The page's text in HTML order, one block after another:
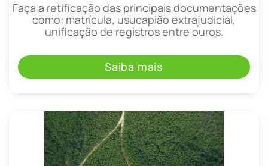
Faça a retificação das principais documentações
como: matrícula, usucapião extrajudicial,
unificação de registros entre ouros.
Saiba mais